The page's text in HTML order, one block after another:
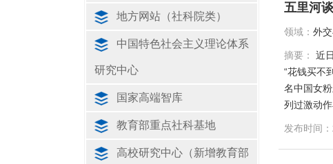
地方网站（社科院类）
中国特色社会主义理论体系
研究中心
国家高端智库
教育部重点社科基地
高校研究中心（新增教育部
五里河
领域：外
摘要：
近
“花钱买不
名中国女
列过激动
发布时间：